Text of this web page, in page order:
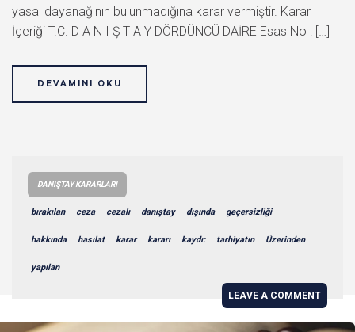
yasal dayanağının bulunmadığına karar vermiştir. Karar
İçeriği T.C. D A N I Ş T A Y DÖRDÜNCÜ DAİRE Esas No : […]
DEVAMINI OKU
DANIŞTAY KARARLARI
bırakılan ceza cezalı danıştay dışında geçersizliği
hakkında hasılat karar kararı kaydı: tarhiyatın Üzerinden
yapılan
LEAVE A COMMENT